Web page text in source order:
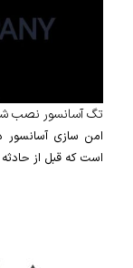
تگ آسانسور نصب
امن سازی
است که قبل از